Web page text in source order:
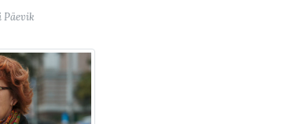
Päevik